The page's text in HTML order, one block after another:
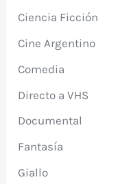
Ciencia Ficción
Cine Argentino
Comedia
Directo a VHS
Documental
Fantasía
Giallo